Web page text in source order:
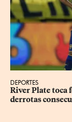
DEPORTES
River Plate toca
derrotas